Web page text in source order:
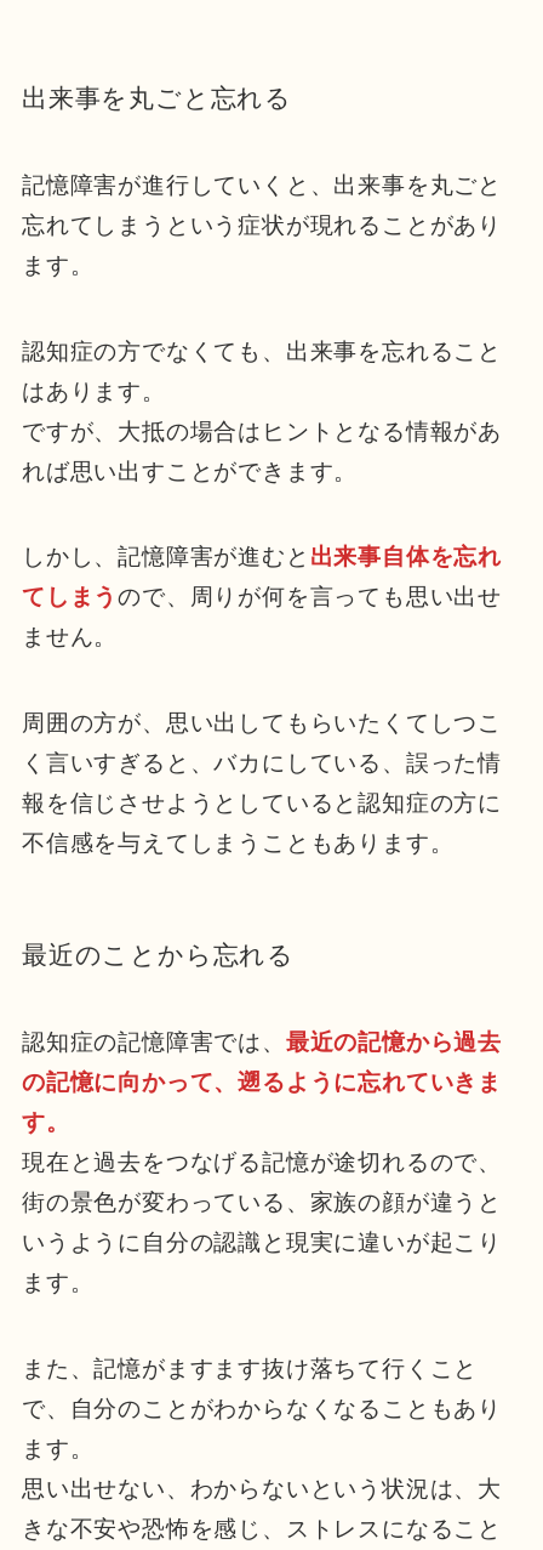
出来事を丸ごと忘れる
記憶障害が進行していくと、出来事を丸ごと
忘れてしまうという症状が現れることがあり
ます。
認知症の方でなくても、出来事を忘れること
はあります。
ですが、大抵の場合はヒントとなる情報があ
れば思い出すことができます。
しかし、記憶障害が進むと 出来事自体を忘れ
てしまうので、周りが何を言っても思い出せ
ません。
周囲の方が、思い出してもらいたくてしつこ
く言いすぎると、バカにしている、誤った情
報を信じさせようとしていると認知症の方に
不信感を与えてしまうこともあります。
最近のことから忘れる
認知症の記憶障害では、 最近の記憶から過去
の記憶に向かって、遡るように忘れていきま
す。
現在と過去をつなげる記憶が途切れるので、
街の景色が変わっている、家族の顔が違うと
いうように自分の認識と現実に違いが起こり
ます。
また、記憶がますます抜け落ちて行くこと
で、自分のことがわからなくなることもあり
ます。
思い出せない、わからないという状況は、大
きな不安や恐怖を感じ、ストレスになること